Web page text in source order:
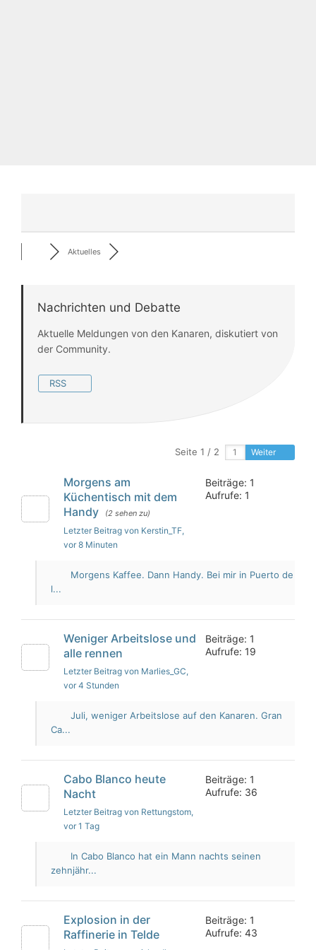
Aktuelles
Nachrichten und Debatte
Aktuelle Meldungen von den Kanaren, diskutiert von
der Community.
RSS
Seite 1 / 2 Weiter
Morgens am
Küchentisch mit dem
Handy
(2 sehen zu)
Letzter Beitrag von Kerstin_TF,
vor 8 Minuten
Beiträge: 1
Aufrufe: 1
Morgens Kaffee. Dann Handy. Bei mir in Puerto de
l...
Weniger Arbeitslose und
alle rennen
Letzter Beitrag von Marlies_GC,
vor 4 Stunden
Beiträge: 1
Aufrufe: 19
Juli, weniger Arbeitslose auf den Kanaren. Gran
Ca...
Cabo Blanco heute
Nacht
Letzter Beitrag von Rettungstom,
vor 1 Tag
Beiträge: 1
Aufrufe: 36
In Cabo Blanco hat ein Mann nachts seinen
zehnjähr...
Explosion in der
Raffinerie in Telde
Beiträge: 1
Aufrufe: 43